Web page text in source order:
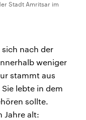
Stadt Amritsar im
nach der
weniger
stammt aus
lebte in dem
sollte.
Jahre alt: